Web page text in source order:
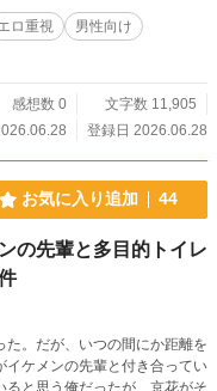
ロ重視
男性向け
感想数 0
文字数 11,905
登録日 2026.06.28
お気に入り追加 44
の先輩と多目的トイレ
。だが、いつの間にか距離を
イケメンの先輩と付き合ってい
と思う俺だったが、京花がそ